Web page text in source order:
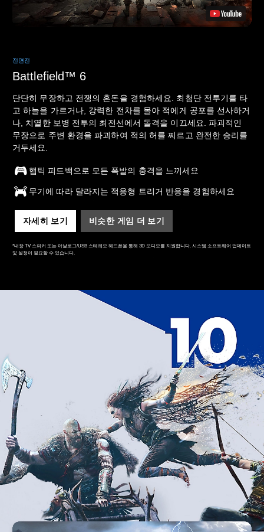
전면전
Battlefield™ 6
단단히 무장하고 전쟁의 혼돈을 경험하세요. 최첨단 전투기를 타
고 하늘을 가르거나, 강력한 전차를 몰아 적에게 공포를 선사하거
나, 치열한 보병 전투의 최전선에서 돌격을 이끄세요. 파괴적인
무장으로 주변 환경을 파괴하여 적의 허를 찌르고 완전한 승리를
거두세요.
햅틱 피드백으로 모든 폭발의 충격을 느끼세요
무기에 따라 달라지는 적응형 트리거 반응을 경험하세요
자세히 보기 비슷한 게임 더 보기
*내장 TV 스피커 또는 아날로그/USB 스테레오 헤드폰을 통해 3D 오디오를 지원합니다. 시스템 소프트웨어 업데이트
및 설정이 필요할 수 있습니다.